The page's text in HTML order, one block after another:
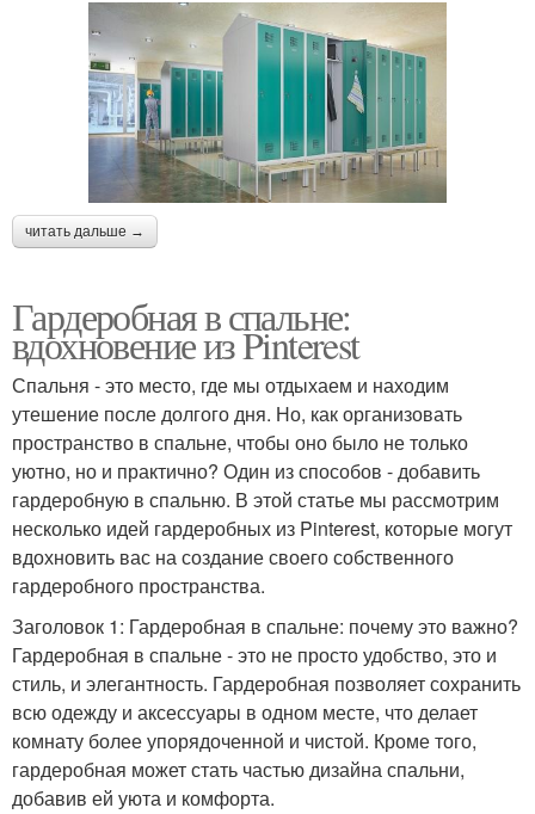
читать дальше →
Гардеробная в спальне:
вдохновение из Pinterest
Спальня - это место, где мы отдыхаем и находим
утешение после долгого дня. Но, как организовать
пространство в спальне, чтобы оно было не только
уютно, но и практично? Один из способов - добавить
гардеробную в спальню. В этой статье мы рассмотрим
несколько идей гардеробных из Pinterest, которые могут
вдохновить вас на создание своего собственного
гардеробного пространства.
Заголовок 1: Гардеробная в спальне: почему это важно?
Гардеробная в спальне - это не просто удобство, это и
стиль, и элегантность. Гардеробная позволяет сохранить
всю одежду и аксессуары в одном месте, что делает
комнату более упорядоченной и чистой. Кроме того,
гардеробная может стать частью дизайна спальни,
добавив ей уюта и комфорта.